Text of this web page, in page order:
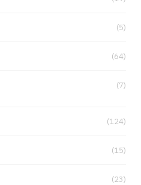
(5)
(64)
(7)
(124)
(15)
(23)